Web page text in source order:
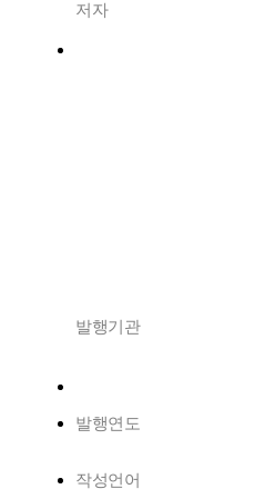
저자
발행기관
발행연도
작성언어